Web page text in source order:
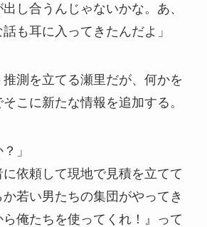
出し合うんじゃないかな。あ、
も耳に入ってきたんだよ」
測を立てる瀬里だが、何かを
こに新たな情報を追加する。
」
に依頼して現地で見積を立てて
若い男たちの集団がやってき
俺たちを使ってくれ！』って